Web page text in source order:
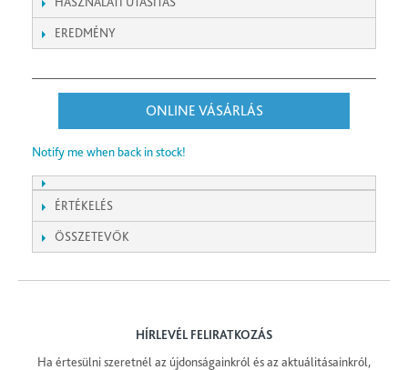
EREDMÉNY
ONLINE VÁSÁRLÁS
Notify me when back in stock!
ÉRTÉKELÉS
ÖSSZETEVŐK
HÍRLEVÉL FELIRATKOZÁS
Ha értesülni szeretnél az újdonságainkról és az aktuálitásainkról,